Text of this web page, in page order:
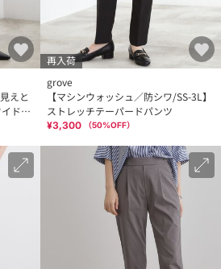
えと
ドパ
再入荷
grove
【マシンウォッシュ／防シワ/SS-3L】
ストレッチテーパードパンツ
¥3,300 （50%OFF）